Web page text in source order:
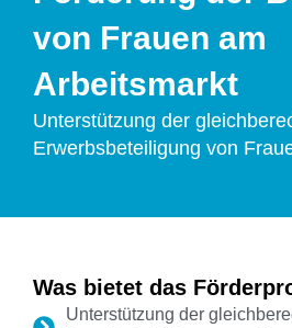
von Frauen am
Arbeitsmarkt
Unterstützung der
Erwerbsbeteiligung von
Was bietet das
Unterstützung der